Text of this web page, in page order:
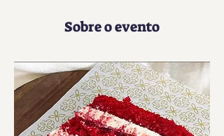
Sobre o evento